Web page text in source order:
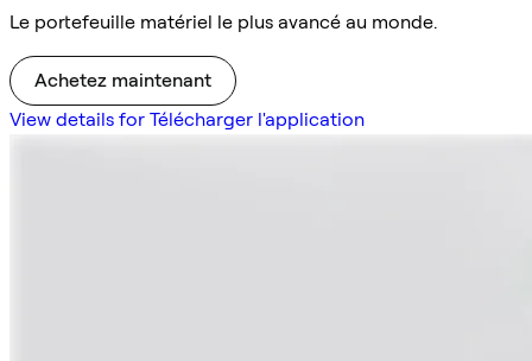
Le portefeuille matériel le plus avancé au monde.
Achetez maintenant
View details for Télécharger l'application